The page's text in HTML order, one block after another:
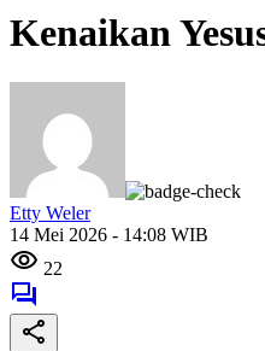
Kenaikan
Etty Weler
14 Mei 2026 - 14:08 WIB
22